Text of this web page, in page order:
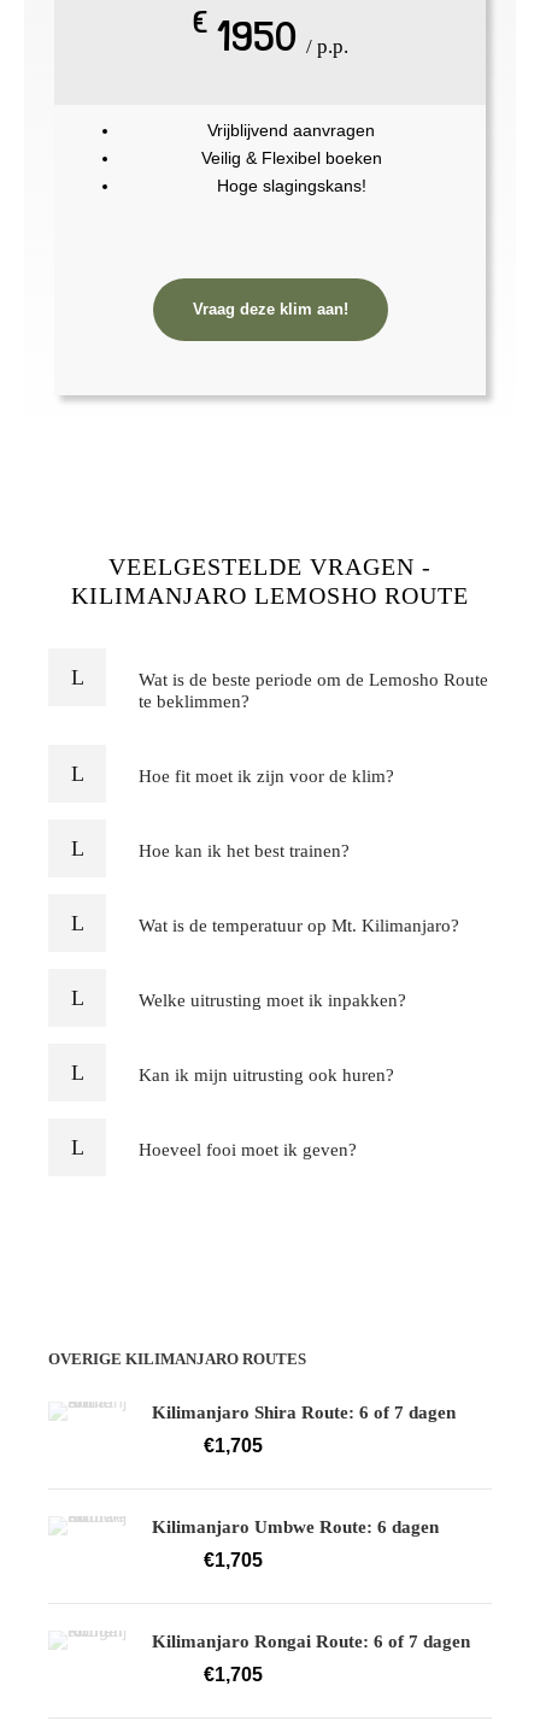
€ 1950 / p.p.
Vrijblijvend aanvragen
Veilig & Flexibel boeken
Hoge slagingskans!
Vraag deze klim aan!
VEELGESTELDE VRAGEN -
KILIMANJARO LEMOSHO ROUTE
Wat is de beste periode om de Lemosho Route
te beklimmen?
Hoe fit moet ik zijn voor de klim?
Hoe kan ik het best trainen?
Wat is de temperatuur op Mt. Kilimanjaro?
Welke uitrusting moet ik inpakken?
Kan ik mijn uitrusting ook huren?
Hoeveel fooi moet ik geven?
OVERIGE KILIMANJARO ROUTES
Kilimanjaro Shira Route: 6 of 7 dagen
€1,705
Kilimanjaro Umbwe Route: 6 dagen
€1,705
Kilimanjaro Rongai Route: 6 of 7 dagen
€1,705